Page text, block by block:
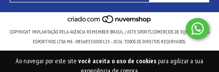
Ao navegar por este site você aceita o uso de cookiespara agilizar a sua
COPYRIGHT IMPLANTAÇÃO PELA AGÊNCIA REMEMBER BRASIL / ASTE SPORTS COMÉRCIOS DE EQUIPAMENTOS
ESPORTIVOS LTDA ME - 08568333000123 - 2026. TODOS OS DIREITOS RESERVADOS.